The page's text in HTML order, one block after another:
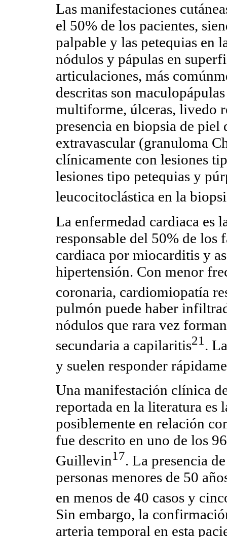
Las manifestaciones
el 50% de los pacientes,
palpable y las petequias en
nódulos y pápulas en
articulaciones, más
descritas son
multiforme, úlceras, livedo
presencia en biopsia de piel
extravascular (granuloma
clínicamente con lesiones
lesiones tipo petequias y
leucocitoclástica en la
La enfermedad cardiaca es
responsable del 50% de
cardiaca por miocarditis y
hipertensión. Con menor
coronaria, cardiomiopatía
pulmón puede haber
nódulos que rara vez
secundaria a capilaritis21 .
y suelen responder
Una manifestación clínica
reportada en la literatura es
posiblemente en relación
fue descrito en uno de los
Guillevin17. La presencia
personas menores de 50
en menos de 40 casos y
Sin embargo, la
arteria temporal en esta